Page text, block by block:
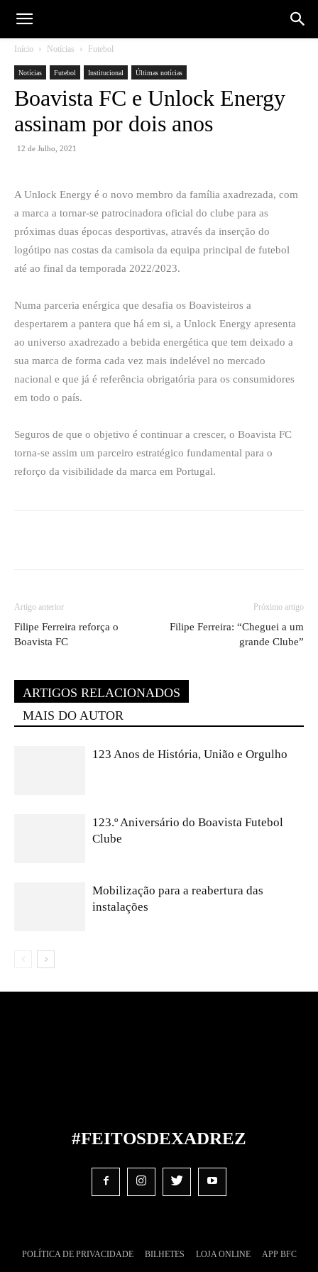
Início Notícias Futebol
Notícias Futebol Institucional Últimas notícias
Boavista FC e Unlock Energy
assinam por dois anos
12 de Julho, 2021
A Unlock Energy é o novo membro da família axadrezada, com
a marca a tornar-se patrocinadora oficial do clube para as
próximas duas épocas desportivas, através da inserção do
logótipo nas costas da camisola da equipa principal de futebol
até ao final da temporada 2022/2023.
Numa parceria enérgica que desafia os Boavisteiros a
despertarem a pantera que há em si, a Unlock Energy apresenta
ao universo axadrezado a bebida energética que tem deixado a
sua marca de forma cada vez mais indelével no mercado
nacional e que já é referência obrigatória para os consumidores
em todo o país.
Seguros de que o objetivo é continuar a crescer, o Boavista FC
torna-se assim um parceiro estratégico fundamental para o
reforço da visibilidade da marca em Portugal.
Artigo anterior
Filipe Ferreira reforça o
Boavista FC
Próximo artigo
Filipe Ferreira: “Cheguei a um
grande Clube”
ARTIGOS RELACIONADOS
MAIS DO AUTOR
123 Anos de História, União e Orgulho
123.º Aniversário do Boavista Futebol
Clube
Mobilização para a reabertura das
instalações
#FEITOSDEXADREZ
POLÍTICA DE PRIVACIDADE BILHETES LOJA ONLINE APP BFC